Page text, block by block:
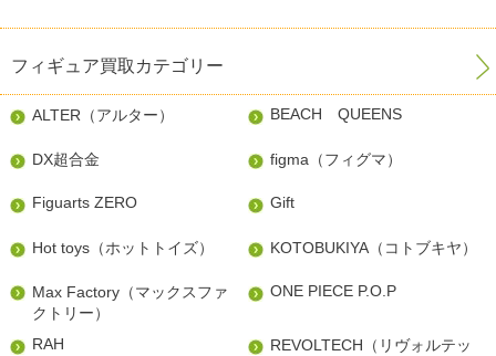
フィギュア買取カテゴリー
ALTER（アルター） BEACH QUEENS
DX超合金 figma（フィグマ）
Figuarts ZERO Gift
Hot toys（ホットトイズ） KOTOBUKIYA（コトブキヤ）
Max Factory（マックスファ
クトリー）
ONE PIECE P.O.P
RAH
REVOLTECH（リヴォルテッ